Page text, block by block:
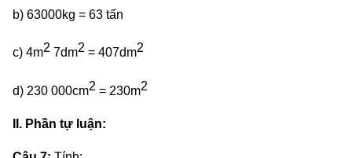
b) 63000kg = 63 tấn
c) 4m2 7dm2 = 407dm2
d) 230 000cm2 = 230m2
II. Phần tự luận: